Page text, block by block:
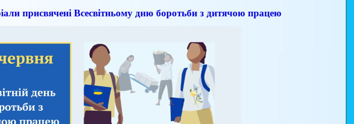
присвячені Всесвітньому дню боротьби з дитячою працею